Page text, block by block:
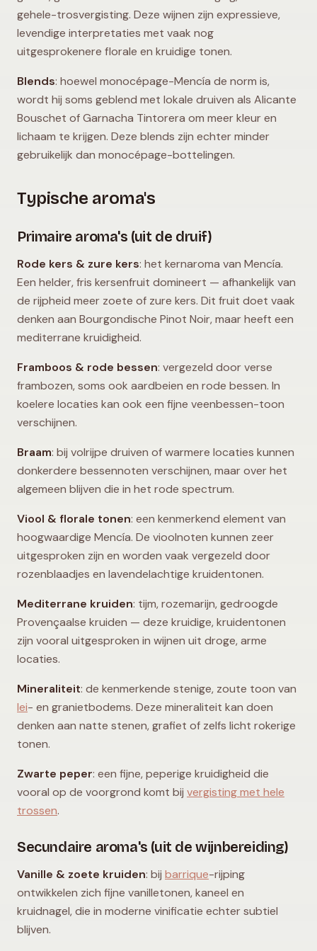
gehele-trosvergisting. Deze wijnen zijn expressieve,
levendige interpretaties met vaak nog
uitgesprokenere florale en kruidige tonen.
Blends: hoewel monocépage-Mencía de norm is,
wordt hij soms geblend met lokale druiven als Alicante
Bouschet of Garnacha Tintorera om meer kleur en
lichaam te krijgen. Deze blends zijn echter minder
gebruikelijk dan monocépage-bottelingen.
Typische aroma's
Primaire aroma's (uit de druif)
Rode kers & zure kers: het kernaroma van Mencía.
Een helder, fris kersenfruit domineert — afhankelijk van
de rijpheid meer zoete of zure kers. Dit fruit doet vaak
denken aan Bourgondische Pinot Noir, maar heeft een
mediterrane kruidigheid.
Framboos & rode bessen: vergezeld door verse
frambozen, soms ook aardbeien en rode bessen. In
koelere locaties kan ook een fijne veenbessen-toon
verschijnen.
Braam: bij volrijpe druiven of warmere locaties kunnen
donkerdere bessennoten verschijnen, maar over het
algemeen blijven die in het rode spectrum.
Viool & florale tonen: een kenmerkend element van
hoogwaardige Mencía. De vioolnoten kunnen zeer
uitgesproken zijn en worden vaak vergezeld door
rozenblaadjes en lavendelachtige kruidentonen.
Mediterrane kruiden: tijm, rozemarijn, gedroogde
Provençaalse kruiden — deze kruidige, kruidentonen
zijn vooral uitgesproken in wijnen uit droge, arme
locaties.
Mineraliteit: de kenmerkende stenige, zoute toon van
lei- en granietbodems. Deze mineraliteit kan doen
denken aan natte stenen, grafiet of zelfs licht rokerige
tonen.
Zwarte peper: een fijne, peperige kruidigheid die
vooral op de voorgrond komt bij vergisting met hele
trossen.
Secundaire aroma's (uit de wijnbereiding)
Vanille & zoete kruiden: bij barrique-rijping
ontwikkelen zich fijne vanilletonen, kaneel en
kruidnagel, die in moderne vinificatie echter subtiel
blijven.